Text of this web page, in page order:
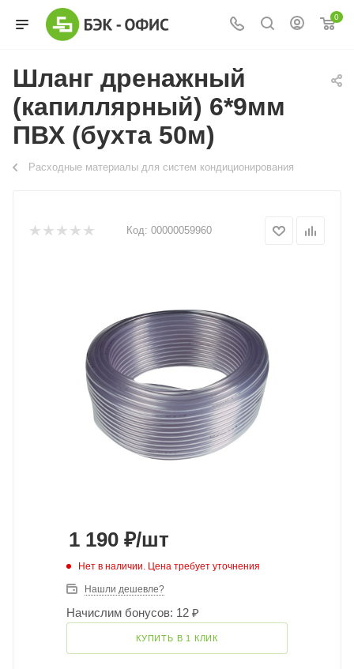
0
Шланг дренажный
(капиллярный) 6*9мм
ПВХ (бухта 50м)
Расходные материалы для систем кондиционирования
Код: 00000059960
1 190 ₽/шт
Нет в наличии. Цена требует уточнения
Нашли дешевле?
Начислим бонусов: 12 ₽
КУПИТЬ В 1 КЛИК